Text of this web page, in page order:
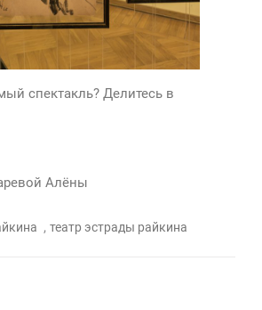
спектакль? Делитесь в
Алёны
, театр эстрады райкина